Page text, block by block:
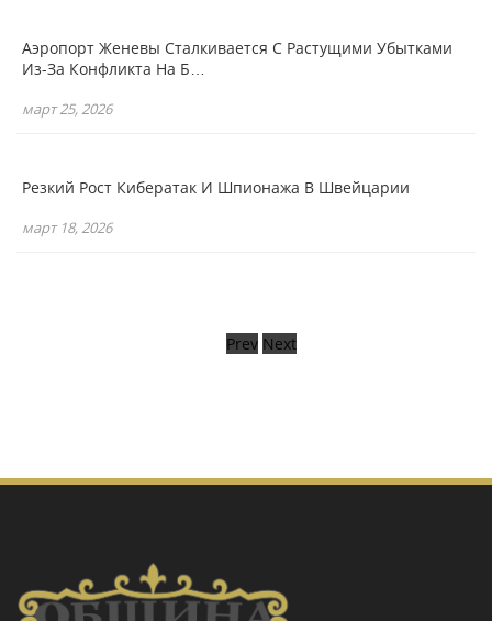
Prev Next
Аэропорт Женевы Сталкивается С Растущими Убытками
Из-За Конфликта На Б…
март 25, 2026
Резкий Рост Кибератак И Шпионажа В Швейцарии
март 18, 2026